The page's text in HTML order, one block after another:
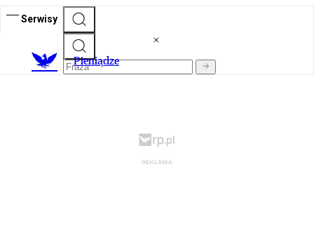
Serwisy
Pieniądze